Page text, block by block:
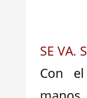
SE VA.
Con